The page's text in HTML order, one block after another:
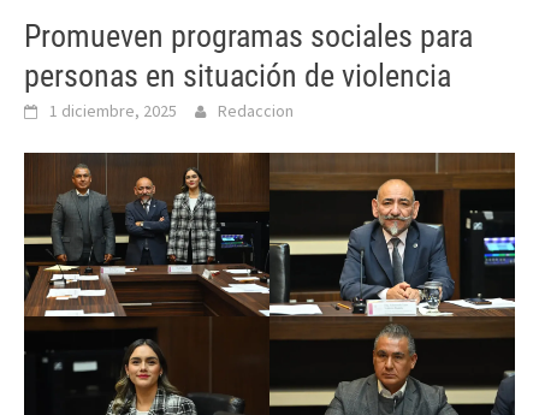
Promueven programas sociales para
personas en situación de violencia
1 diciembre, 2025 Redaccion